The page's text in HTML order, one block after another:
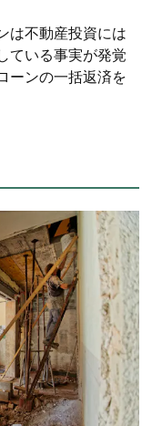
は不動産投資には
ている事実が発覚
ーンの一括返済を